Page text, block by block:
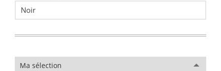
Ma sélection